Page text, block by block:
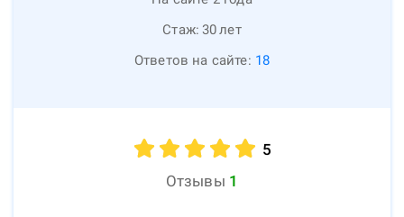
Стаж: 30лет
Ответов на сайте: 18
5
Отзывы 1